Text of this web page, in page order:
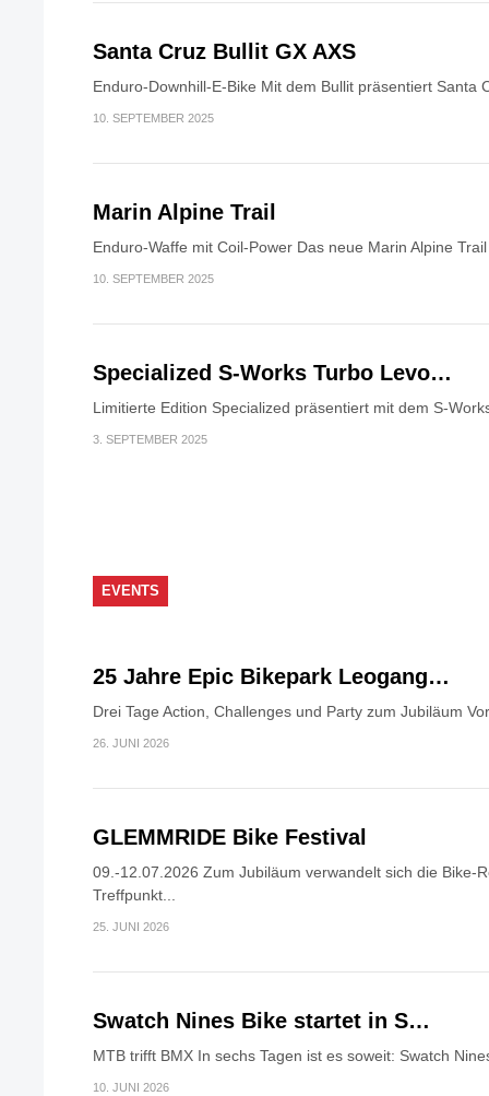
Santa Cruz Bullit GX AXS
Enduro-Downhill-E-Bike Mit dem Bullit präsentiert Santa
10. SEPTEMBER 2025
Marin Alpine Trail
Enduro-Waffe mit Coil-Power Das neue Marin Alpine
10. SEPTEMBER 2025
Specialized S-Works Turbo Levo…
Limitierte Edition Specialized präsentiert mit dem S-
3. SEPTEMBER 2025
EVENTS
25 Jahre Epic Bikepark Leogang…
Drei Tage Action, Challenges und Party zum Jubiläum
26. JUNI 2026
GLEMMRIDE Bike Festival
09.-12.07.2026 Zum Jubiläum verwandelt sich die Bike-
Treffpunkt...
25. JUNI 2026
Swatch Nines Bike startet in S…
MTB trifft BMX In sechs Tagen ist es soweit: Swatch
10. JUNI 2026